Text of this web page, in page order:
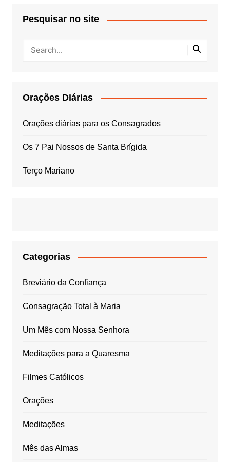
Pesquisar no site
Orações Diárias
Orações diárias para os Consagrados
Os 7 Pai Nossos de Santa Brígida
Terço Mariano
Categorias
Breviário da Confiança
Consagração Total à Maria
Um Mês com Nossa Senhora
Meditações para a Quaresma
Filmes Católicos
Orações
Meditações
Mês das Almas